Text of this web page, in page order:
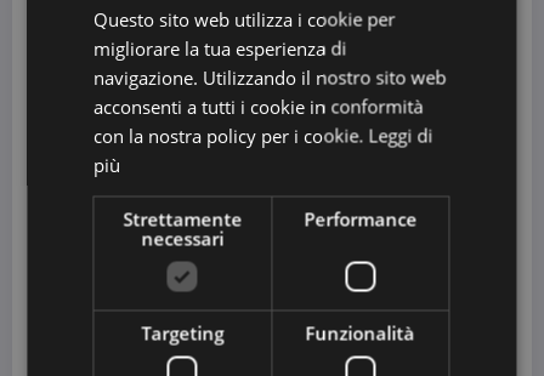
Pazzi per le offerte: l’app che
aggiunge risparmio alla spesa
Questo sito web utilizza i cookie per
migliorare la tua esperienza di
navigazione. Utilizzando il nostro sito web
acconsenti a tutti i cookie in conformità
con la nostra policy per i cookie. Leggi di
più
Strettamente
necessari
Performance
Targeting Funzionalità